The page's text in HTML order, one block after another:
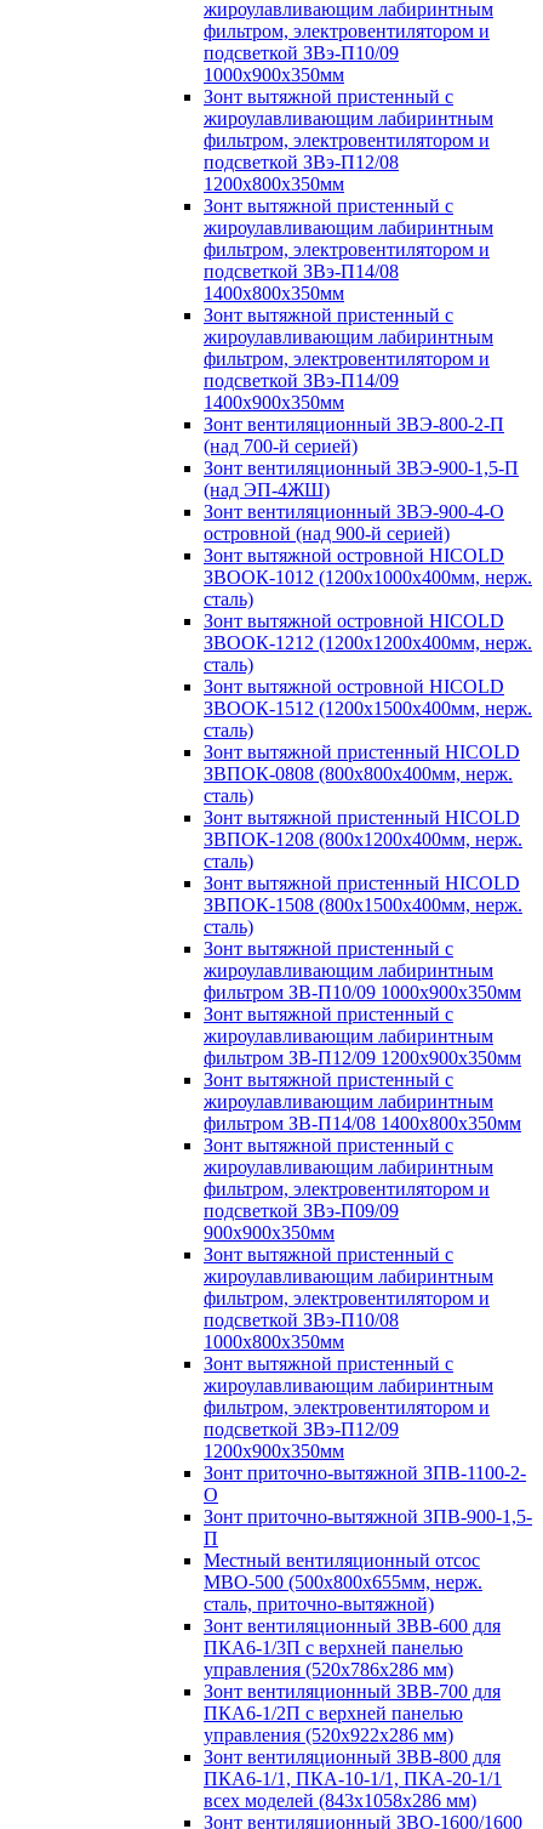
жироулавливающим лабиринтным
фильтром, электровентилятором и
подсветкой ЗВэ-П10/09
1000х900х350мм
Зонт вытяжной пристенный с
жироулавливающим лабиринтным
фильтром, электровентилятором и
подсветкой ЗВэ-П12/08
1200х800х350мм
Зонт вытяжной пристенный с
жироулавливающим лабиринтным
фильтром, электровентилятором и
подсветкой ЗВэ-П14/08
1400х800х350мм
Зонт вытяжной пристенный с
жироулавливающим лабиринтным
фильтром, электровентилятором и
подсветкой ЗВэ-П14/09
1400х900х350мм
Зонт вентиляционный ЗВЭ-800-2-П
(над 700-й серией)
Зонт вентиляционный ЗВЭ-900-1,5-П
(над ЭП-4ЖШ)
Зонт вентиляционный ЗВЭ-900-4-О
островной (над 900-й серией)
Зонт вытяжной островной HICOLD
ЗВООК-1012 (1200х1000х400мм, нерж.
сталь)
Зонт вытяжной островной HICOLD
ЗВООК-1212 (1200x1200x400мм, нерж.
сталь)
Зонт вытяжной островной HICOLD
ЗВООК-1512 (1200х1500х400мм, нерж.
сталь)
Зонт вытяжной пристенный HICOLD
ЗВПОК-0808 (800х800х400мм, нерж.
сталь)
Зонт вытяжной пристенный HICOLD
ЗВПОК-1208 (800х1200х400мм, нерж.
сталь)
Зонт вытяжной пристенный HICOLD
ЗВПОК-1508 (800х1500х400мм, нерж.
сталь)
Зонт вытяжной пристенный с
жироулавливающим лабиринтным
фильтром ЗВ-П10/09 1000х900х350мм
Зонт вытяжной пристенный с
жироулавливающим лабиринтным
фильтром ЗВ-П12/09 1200х900х350мм
Зонт вытяжной пристенный с
жироулавливающим лабиринтным
фильтром ЗВ-П14/08 1400х800х350мм
Зонт вытяжной пристенный с
жироулавливающим лабиринтным
фильтром, электровентилятором и
подсветкой ЗВэ-П09/09
900х900х350мм
Зонт вытяжной пристенный с
жироулавливающим лабиринтным
фильтром, электровентилятором и
подсветкой ЗВэ-П10/08
1000х800х350мм
Зонт вытяжной пристенный с
жироулавливающим лабиринтным
фильтром, электровентилятором и
подсветкой ЗВэ-П12/09
1200х900х350мм
Зонт приточно-вытяжной ЗПВ-1100-2-
О
Зонт приточно-вытяжной ЗПВ-900-1,5-
П
Местный вентиляционный отсос
МВО-500 (500х800х655мм, нерж.
сталь, приточно-вытяжной)
Зонт вентиляционный ЗВВ-600 для
ПКА6-1/3П с верхней панелью
управления (520х786х286 мм)
Зонт вентиляционный ЗВВ-700 для
ПКА6-1/2П с верхней панелью
управления (520х922х286 мм)
Зонт вентиляционный ЗВВ-800 для
ПКА6-1/1, ПКА-10-1/1, ПКА-20-1/1
всех моделей (843х1058х286 мм)
Зонт вентиляционный ЗВО-1600/1600